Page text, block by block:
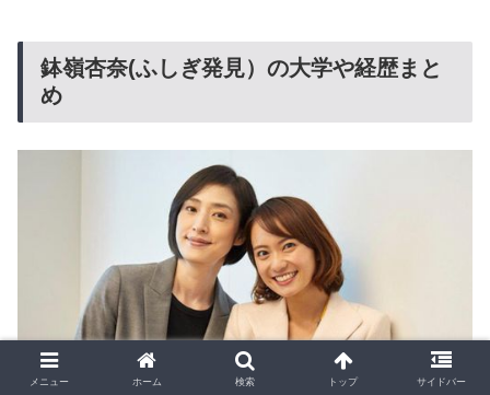
鉢嶺杏奈(ふしぎ発見）の大学や経歴まと
め
メニュー ホーム 検索 トップ サイドバー